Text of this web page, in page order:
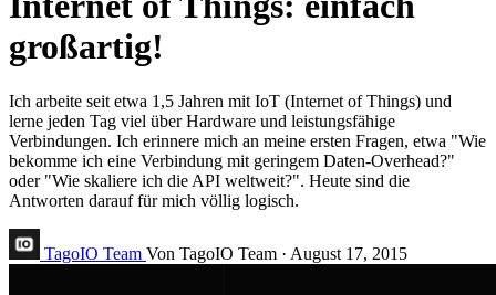
großartig!
Ich arbeite seit etwa 1,5 Jahren mit IoT (Internet of Things) und
lerne jeden Tag viel über Hardware und leistungsfähige
Verbindungen. Ich erinnere mich an meine ersten Fragen, etwa "Wie
bekomme ich eine Verbindung mit geringem Daten-Overhead?"
oder "Wie skaliere ich die API weltweit?". Heute sind die
Antworten darauf für mich völlig logisch.
TagoIO Team Von TagoIO Team · August 17, 2015